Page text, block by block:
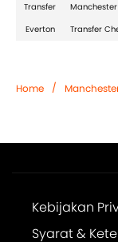
Transfer
Everton
Transfer
Home /
Kebijakan
Syarat &